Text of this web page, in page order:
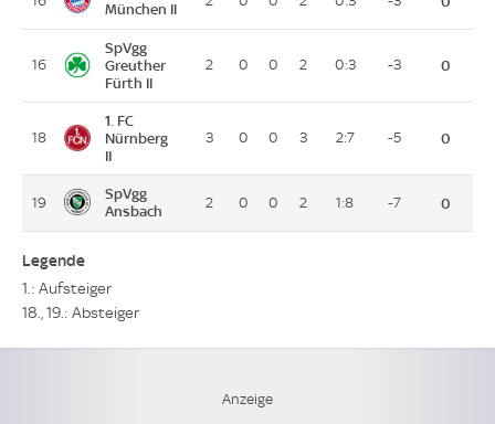
München II
16
SpVgg
Greuther
Fürth II
2 0 0 2 0:3 -3 0
18
1. FC
Nürnberg
II
3 0 0 3 2:7 -5 0
19
SpVgg
Ansbach
2 0 0 2 1:8 -7 0
Legende
1.: Aufsteiger
18., 19.: Absteiger